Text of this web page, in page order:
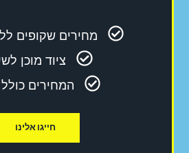
מחירים שקופים
ציוד מוכן
המחירים
חייגו אלינו